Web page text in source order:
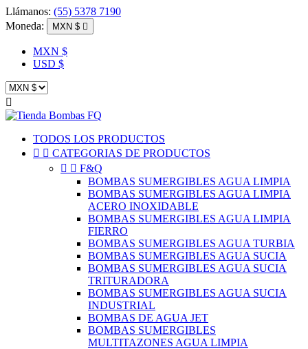
Llámanos: (55) 5378 7190
Moneda:
MXN $ 
MXN $
USD $

TODOS LOS PRODUCTOS
  CATEGORIAS DE PRODUCTOS
  F&Q
BOMBAS SUMERGIBLES AGUA LIMPIA
BOMBAS SUMERGIBLES AGUA LIMPIA
ACERO INOXIDABLE
BOMBAS SUMERGIBLES AGUA LIMPIA
FIERRO
BOMBAS SUMERGIBLES AGUA TURBIA
BOMBAS SUMERGIBLES AGUA SUCIA
BOMBAS SUMERGIBLES AGUA SUCIA
TRITURADORA
BOMBAS SUMERGIBLES AGUA SUCIA
INDUSTRIAL
BOMBAS DE AGUA JET
BOMBAS SUMERGIBLES
MULTITAZONES AGUA LIMPIA